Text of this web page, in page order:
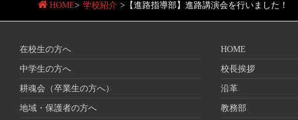
HOME> 学校紹介 > 【進路指導部】進路講演会を行いました！
在校生の方へ
中学生の方へ
耕魂会（卒業生の方へ）
地域・保護者の方へ
HOME
校長挨拶
沿革
教務部